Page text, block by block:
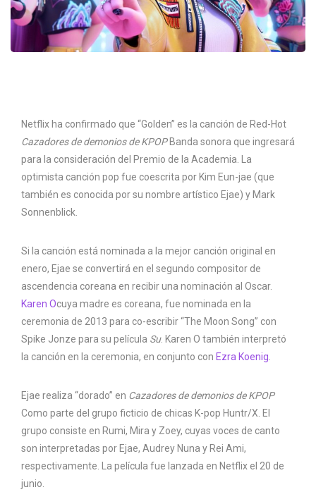
Netflix ha confirmado que “Golden” es la canción de Red-Hot
Cazadores de demonios de KPOP Banda sonora que ingresará
para la consideración del Premio de la Academia. La
optimista canción pop fue coescrita por Kim Eun-jae (que
también es conocida por su nombre artístico Ejae) y Mark
Sonnenblick.
Si la canción está nominada a la mejor canción original en
enero, Ejae se convertirá en el segundo compositor de
ascendencia coreana en recibir una nominación al Oscar.
Karen Ocuya madre es coreana, fue nominada en la
ceremonia de 2013 para co-escribir “The Moon Song” con
Spike Jonze para su película Su. Karen O también interpretó
la canción en la ceremonia, en conjunto con Ezra Koenig.
Ejae realiza “dorado” en Cazadores de demonios de KPOP
Como parte del grupo ficticio de chicas K-pop Huntr/X. El
grupo consiste en Rumi, Mira y Zoey, cuyas voces de canto
son interpretadas por Ejae, Audrey Nuna y Rei Ami,
respectivamente. La película fue lanzada en Netflix el 20 de
junio.